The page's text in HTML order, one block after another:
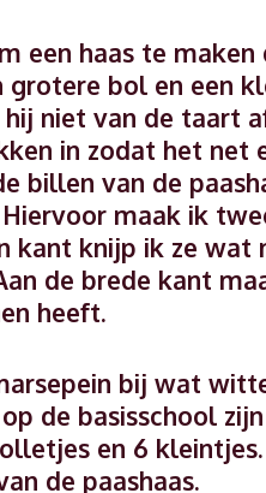
een haas te
grotere bol en een
niet van de taart
in zodat het
billen van de
Hiervoor maak ik
kant knijp ik ze wat
de brede kant
heeft.
bij wat
de basisschool
en 6
de paashaas.